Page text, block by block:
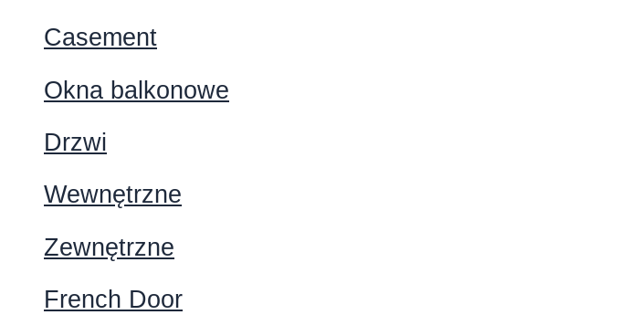
Casement
Okna balkonowe
Drzwi
Wewnętrzne
Zewnętrzne
French Door